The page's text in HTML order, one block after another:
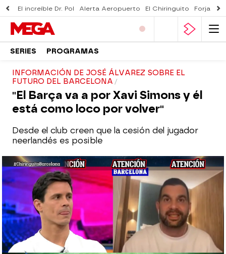
El increíble Dr. Pol Alerta Aeropuerto El Chiringuito Forjado
SERIES PROGRAMAS
INFORMACIÓN DE JOSÉ ÁLVAREZ SOBRE EL
FUTURO DEL BARCELONA
"El Barça va a por Xavi Simons y él
está como loco por volver"
Desde el club creen que la cesión del jugador
neerlandés es posible
El Chiringuito